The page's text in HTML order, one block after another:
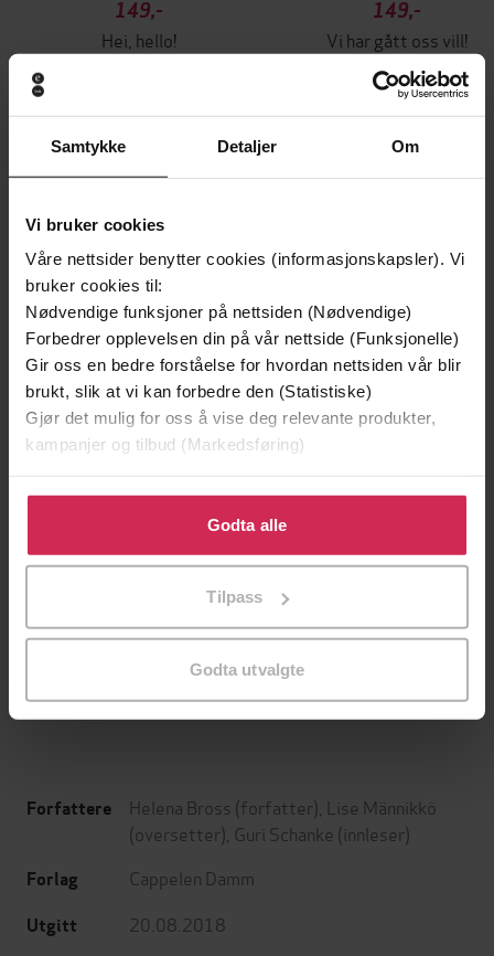
Samtykke Detaljer Om
Vi bruker cookies
Våre nettsider benytter cookies (informasjonskapsler). Vi
bruker cookies til:
Nødvendige funksjoner på nettsiden (Nødvendige)
Forbedrer opplevelsen din på vår nettside (Funksjonelle)
Gir oss en bedre forståelse for hvordan nettsiden vår blir
brukt, slik at vi kan forbedre den (Statistiske)
Gjør det mulig for oss å vise deg relevante produkter,
kampanjer og tilbud (Markedsføring)
Klikk på «Godta alle» for å gi oss ditt samtykke til å
bruke cookies for alle disse formålene. Du kan også
tilpasse ditt samtykke til spesifikke formål ved å klikke
Godta alle
Tilpass
Godta utvalgte
149,-
Hei, hello!
149,-
Vi har gått oss vill!
Helena Bross
LYDBOK
Premium
Bukkene Bruse på badeland
Bjørn F. Rørvik
Forfattere Helena Bross (forfatter),
Lise Männikkö
(oversetter), Guri Schanke (innleser)
Forlag Cappelen Damm
Utgitt 20.08.2018